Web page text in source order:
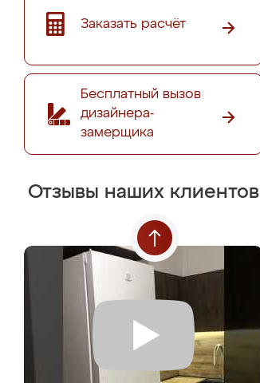
Заказать расчёт
Бесплатный вызов
дизайнера-
замерщика
Отзывы наших клиентов